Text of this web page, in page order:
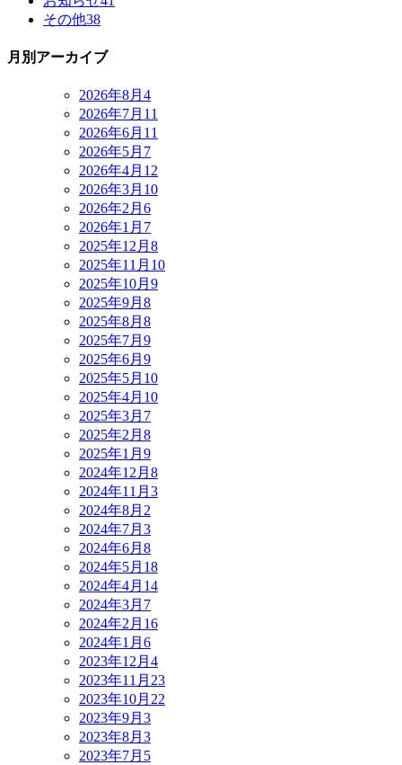
その他38
月別アーカイブ
2026年8月 4
2026年7月 11
2026年6月 11
2026年5月 7
2026年4月 12
2026年3月 10
2026年2月 6
2026年1月 7
2025年12月 8
2025年11月 10
2025年10月 9
2025年9月 8
2025年8月 8
2025年7月 9
2025年6月 9
2025年5月 10
2025年4月 10
2025年3月 7
2025年2月 8
2025年1月 9
2024年12月 8
2024年11月 3
2024年8月 2
2024年7月 3
2024年6月 8
2024年5月 18
2024年4月 14
2024年3月 7
2024年2月 16
2024年1月 6
2023年12月 4
2023年11月 23
2023年10月 22
2023年9月 3
2023年8月 3
2023年7月 5